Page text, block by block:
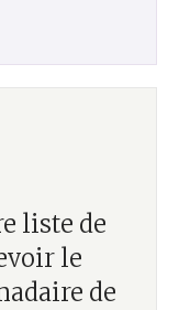
liste de
le
de